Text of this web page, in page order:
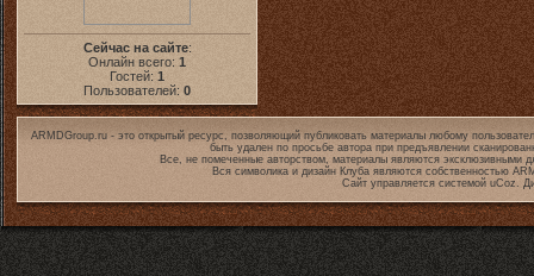
Сейчас на сайте:
Онлайн всего: 1
Гостей: 1
Пользователей: 0
ARMDGroup.ru - это открытый ресурс, позволяющий публиковать материалы любому
быть удален по просьбе автора при предъявлении
Все, не помеченные авторством, материалы являются эксклюзивными
Вся символика и дизайн Клуба являются собственностью
Сайт управляется системой uCoz.